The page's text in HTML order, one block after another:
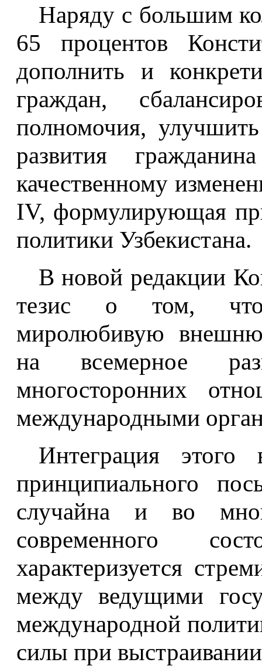
Наряду с большим
65 процентов
дополнить и
граждан,
полномочия,
развития
качественному
IV, формулирующая
политики Узбекистана.
В новой редакции
тезис о том, что
миролюбивую
на всемерное
многосторонних
международными
Интеграция этого
принципиального
случайна и во
современного
характеризуется
между ведущими
международной
силы при